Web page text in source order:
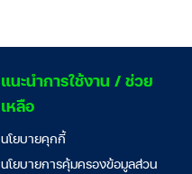
แนะนำการใช้งาน / ช่วย
เหลือ
นโยบายคุกกี้
นโยบายการคุ้มครองข้อมูลส่วน